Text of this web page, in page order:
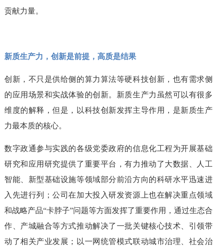
贡献力量。
新质生产力，创新是前提，高质是结果
创新，不只是供给侧的算力算法等硬科技创新，也有需求侧
的应用场景和实战体验的创新。新质生产力虽然可以有很多
维度的解释，但是，以科技创新发挥主导作用，是新质生产
力最本质的核心。
数字政通参与实践的各级党委政府的信息化工程为开展基础
研究和应用研究提供了重要平台，有力推动了大数据、人工
智能、新型基础设施等领域部分前沿方向的科研水平迅速进
入先进行列；公司在加大投入研发资源上也在解决重点领域
和战略产品“卡脖子”问题等方面发挥了重要作用，通过生态合
作、产城融合等方式推动解决了一批关键核心技术、引领带
动了相关产业发展；以一网统管模式联动城市治理、社会治